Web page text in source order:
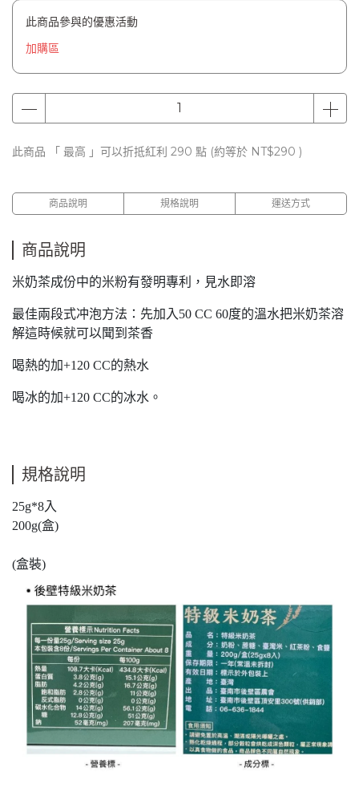
此商品參與的優惠活動
加購區
此商品 「 最高 」可以折抵紅利 290 點 (約等於 NT$290 )
商品說明 規格說明 運送方式
商品說明
米奶茶成份中的米粉有發明專利，見水即溶
最佳兩段式冲泡方法：先加入50 CC 60度的溫水把米奶茶溶
解這時候就可以聞到茶香
喝熱的加+120 CC的熱水
喝冰的加+120 CC的冰水。
規格說明
25g*8入
200g(盒)
(盒裝)